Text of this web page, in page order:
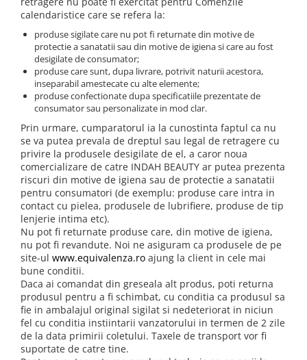
calendaristice care se refera la:
produse sigilate care nu pot fi returnate din motive de
protectie a sanatatii sau din motive de igiena si care au fost
desigilate de consumator;
produse care sunt, dupa livrare, potrivit naturii acestora,
inseparabil amestecate cu alte elemente;
produse confectionate dupa specificatiile prezentate de
consumator sau personalizate in mod clar.
Prin urmare, cumparatorul ia la cunostinta faptul ca nu
se va putea prevala de dreptul sau legal de retragere cu
privire la produsele desigilate de el, a caror noua
comercializare de catre INDAH BEAUTY ar putea prezenta
riscuri din motive de igiena sau de protectie a sanatatii
pentru consumatori (de exemplu: produse care intra in
contact cu pielea, produsele de lubrifiere, produse de tip
lenjerie intima etc).
Nu pot fi returnate produse care, din motive de igiena,
nu pot fi revandute. Noi ne asiguram ca produsele de pe
site-ul www.equivalenza.ro ajung la client in cele mai
bune conditii.
Daca ai comandat din greseala alt produs, poti returna
produsul pentru a fi schimbat, cu conditia ca produsul sa
fie in ambalajul original sigilat si nedeteriorat in niciun
fel cu conditia instiintarii vanzatorului in termen de 2 zile
de la data primirii coletului. Taxele de transport vor fi
suportate de catre tine.